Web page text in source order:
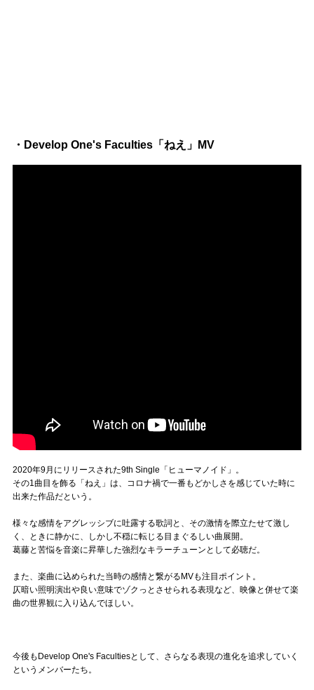
・Develop One's Faculties「ねえ」MV
2020年9月にリリースされた9th Single「ヒューマノイド」。
その1曲目を飾る「ねえ」は、コロナ禍で一番もどかしさを感じていた時に
出来た作品だという。
様々な感情をアグレッシブに吐露する歌詞と、その激情を際立たせて激し
く、ときに静かに、しかし不穏に転じる目まぐるしい曲展開。
葛藤と苦悩を音楽に昇華した強烈なキラーチューンとして必聴だ。
また、楽曲に込められた当時の感情と繋がるMVも注目ポイント。
仄暗い照明演出や良い意味でゾクっとさせられる表現など、映像と併せて楽
曲の世界観に入り込んでほしい。
今後もDevelop One's Facultiesとして、さらなる表現の進化を追求していく
というメンバーたち。